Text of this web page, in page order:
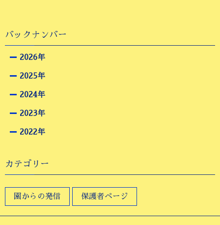
バックナンバー
2026年
2025年
2024年
2023年
2022年
カテゴリー
園からの発信 保護者ページ